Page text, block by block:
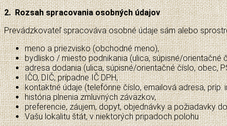
2. Rozsah spracovania osobných údajov
Prevádzkovateľ spracováva osobné údaje sám alebo
meno a priezvisko (obchodné meno),
bydlisko / miesto podnikania (ulica, súpisné/orientačné
adresa dodania (ulica, súpisné/orientačné číslo, obec,
IČO, DIČ, prípadne IČ DPH,
kontaktné údaje (telefónne číslo, emailová adresa,
história plnenia zmluvných záväzkov,
preferencie, záujem, dopyt, objednávky a požiadavky
Vašu lokalitu štát, v niektorých pripadoch polohu